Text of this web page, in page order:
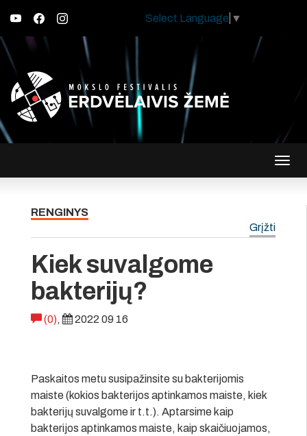
Select Language ▼
RENGINYS
Grįžti
Kiek suvalgome
bakterijų?
(0), 2022 09 16
Paskaitos metu susipažinsite su bakterijomis
maiste (kokios bakterijos aptinkamos maiste, kiek
bakterijų suvalgome ir t.t.). Aptarsime kaip
bakterijos aptinkamos maiste, kaip skaičiuojamos,